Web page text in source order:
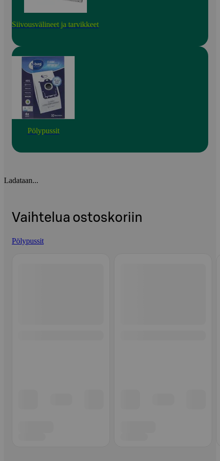
Siivousvälineet ja tarvikkeet
Pölypussit
Ladataan...
Vaihtelua ostoskoriin
Pölypussit